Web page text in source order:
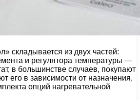
складывается из двух частей:
и регулятора температуры —
в большинстве случаев, покупают
его в зависимости от назначения,
опций нагревательной